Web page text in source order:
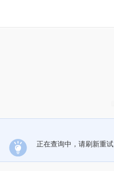
正在查询中，请刷新重试